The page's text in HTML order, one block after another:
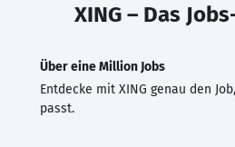
XING – Das
Über eine Million Jobs
Entdecke mit XING genau den
passt.